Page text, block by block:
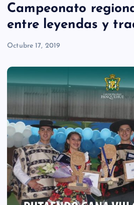
Campeonato
entre leyendas y
Octubre 17, 2019